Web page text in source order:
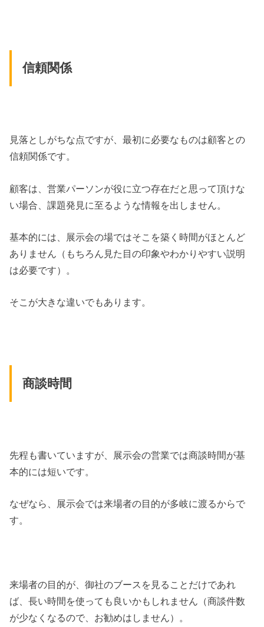
信頼関係
見落としがちな点ですが、最初に必要なものは顧客との
信頼関係です。
顧客は、営業パーソンが役に立つ存在だと思って頂けな
い場合、課題発見に至るような情報を出しません。
基本的には、展示会の場ではそこを築く時間がほとんど
ありません（もちろん見た目の印象やわかりやすい説明
は必要です）。
そこが大きな違いでもあります。
商談時間
先程も書いていますが、展示会の営業では商談時間が基
本的には短いです。
なぜなら、展示会では来場者の目的が多岐に渡るからで
す。
来場者の目的が、御社のブースを見ることだけであれ
ば、長い時間を使っても良いかもしれません（商談件数
が少なくなるので、お勧めはしません）。